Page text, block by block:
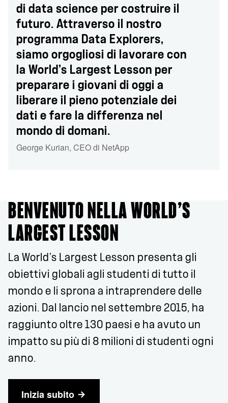
di data science per costruire il
futuro. Attraverso il nostro
programma Data Explorers,
siamo orgogliosi di lavorare con
la World’s Largest Lesson per
preparare i giovani di oggi a
liberare il pieno potenziale dei
dati e fare la differenza nel
mondo di domani.
George Kurian, CEO di NetApp
BENVENUTO NELLA WORLD’S
LARGEST LESSON
La World’s Largest Lesson presenta gli
obiettivi globali agli studenti di tutto il
mondo e li sprona a intraprendere delle
azioni. Dal lancio nel settembre 2015, ha
raggiunto oltre 130 paesi e ha avuto un
impatto su più di 8 milioni di studenti ogni
anno.
Inizia subito